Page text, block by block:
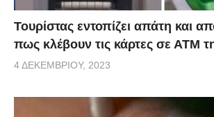
Τουρίστας εντοπίζει απάτη και
πως κλέβουν τις κάρτες σε ΑΤΜ
4 ΔΕΚΕΜΒΡΊΟΥ, 2023